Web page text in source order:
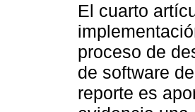
El cuarto
proceso de
de software
reporte es